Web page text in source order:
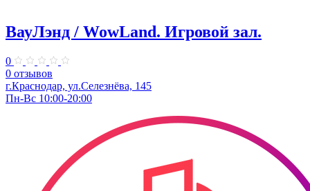
ВауЛэнд / WowLand. ​Игровой зал.
0
0 отзывов
г.Краснодар, ул.Селезнёва, 145
Пн-Вс 10:00-20:00